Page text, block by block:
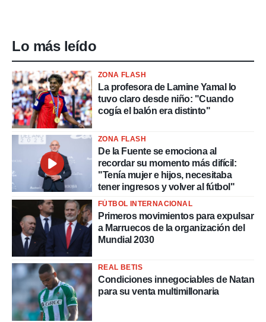
Lo más leído
ZONA FLASH
La profesora de Lamine Yamal lo
tuvo claro desde niño: "Cuando
cogía el balón era distinto"
ZONA FLASH
De la Fuente se emociona al
recordar su momento más difícil:
"Tenía mujer e hijos, necesitaba
tener ingresos y volver al fútbol"
FÚTBOL INTERNACIONAL
Primeros movimientos para expulsar
a Marruecos de la organización del
Mundial 2030
REAL BETIS
Condiciones innegociables de Natan
para su venta multimillonaria